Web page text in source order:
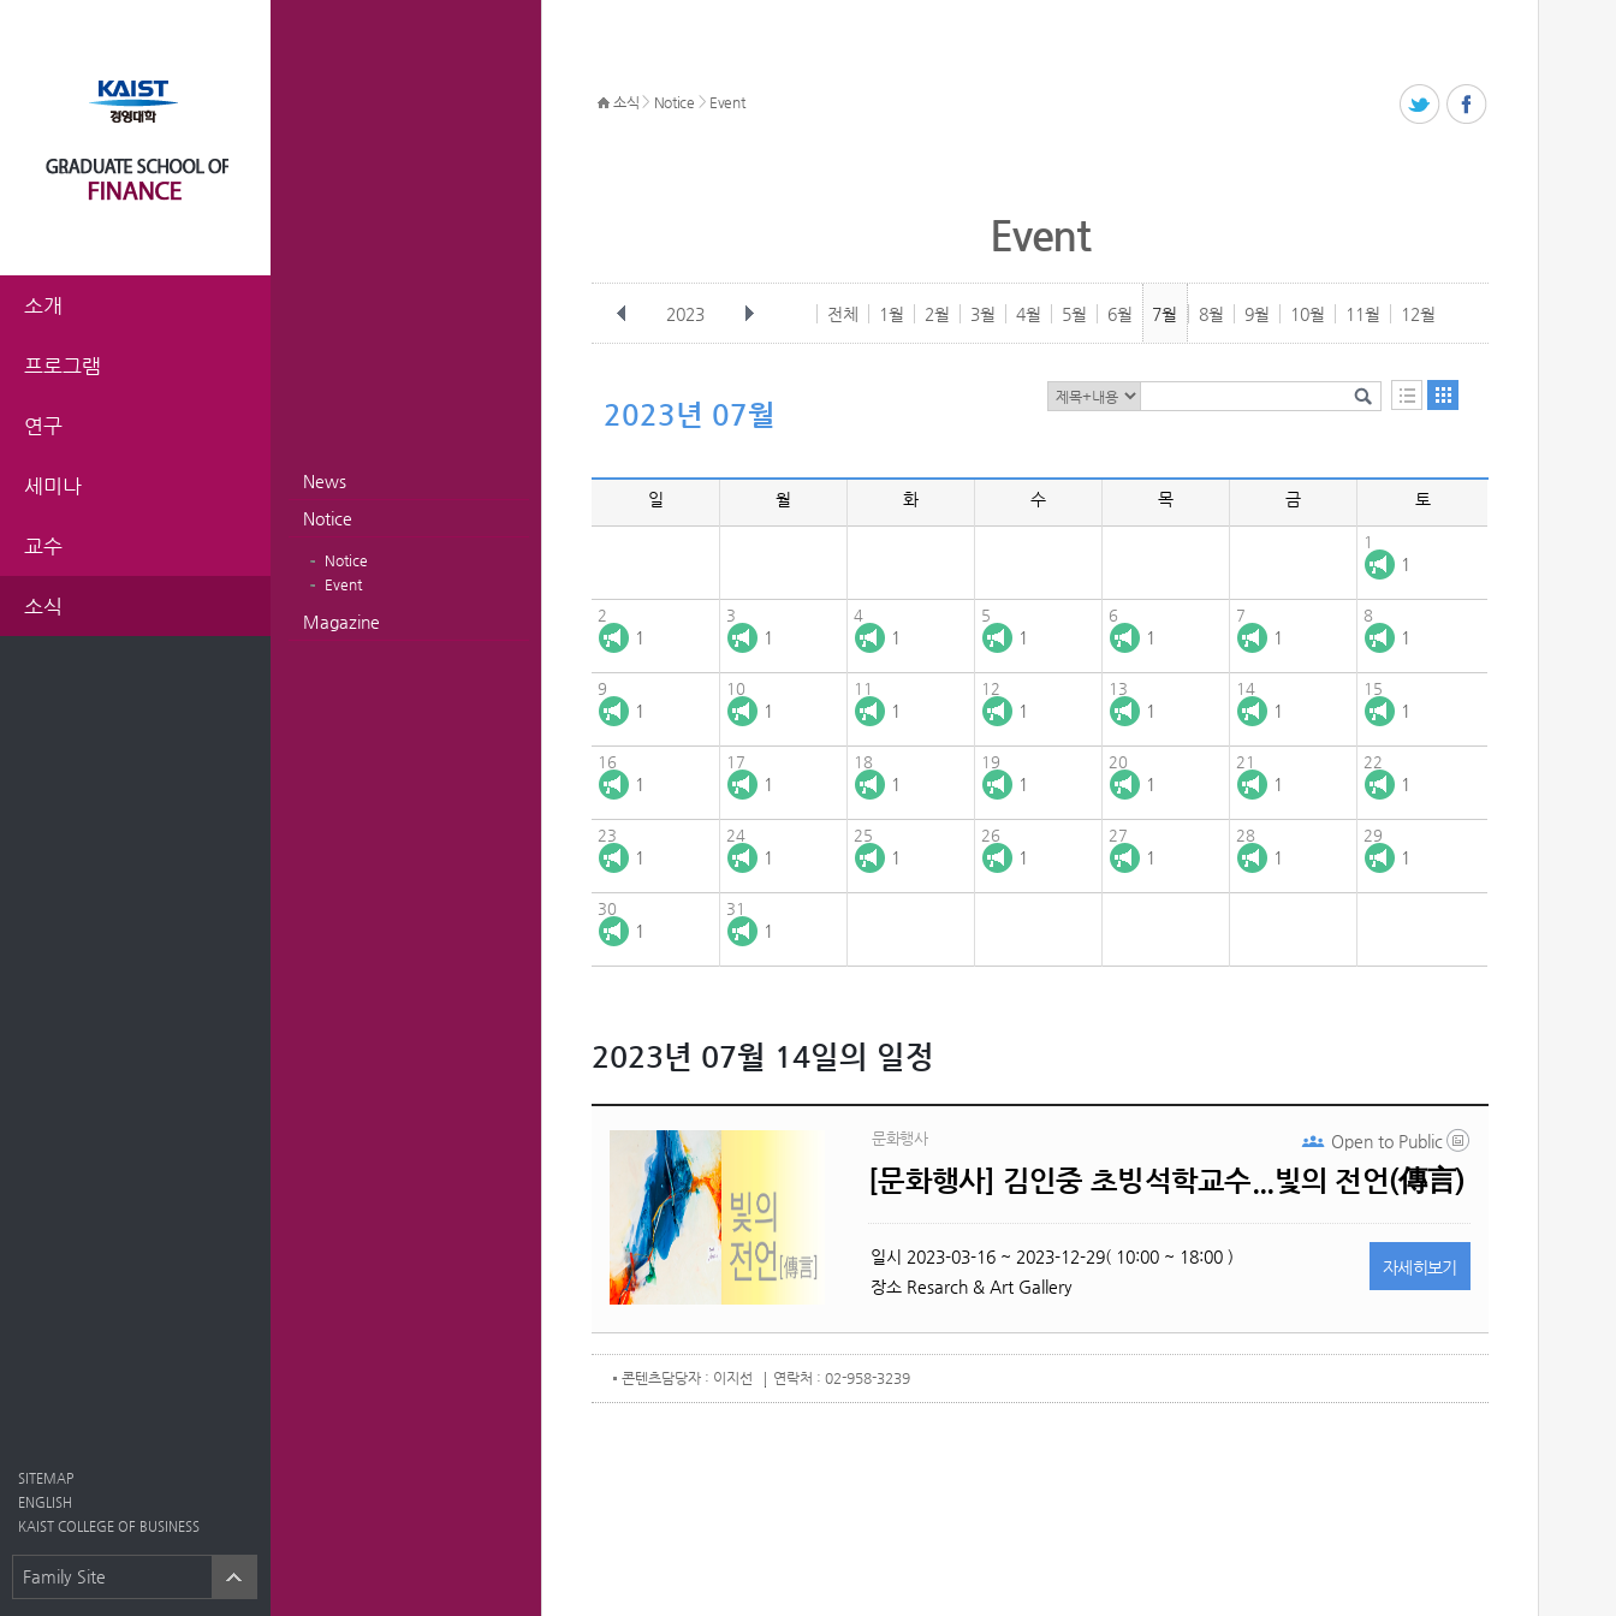
SITEMAP
ENGLISH
KAIST COLLEGE OF BUSINESS
Family Site
소개
프로그램
연구
세미나
교수
소식
News
Notice
Notice
Event
Magazine
소식 > Notice > Event
Event
2023 전체 1월 2월 3월 4월 5월 6월 7월 8월 9월 10월 11월 12월
2023년 07월
일 월 화 수 목 금 토
1
1
2
1
3
1
4
1
5
1
6
1
7
1
8
1
9
1
10
1
11
1
12
1
13
1
14
1
15
1
16
1
17
1
18
1
19
1
20
1
21
1
22
1
23
1
24
1
25
1
26
1
27
1
28
1
29
1
30
1
31
1
2023년 07월 14일의 일정
문화행사
[문화행사] 김인중 초빙석학교수...빛의 전언(傳言)
Open to Public
일시 2023-03-16 ~ 2023-12-29( 10:00 ~ 18:00 )
장소 Resarch & Art Gallery
자세히 보기
콘텐츠담당자 : 이지선 연락처 : 02-958-3239